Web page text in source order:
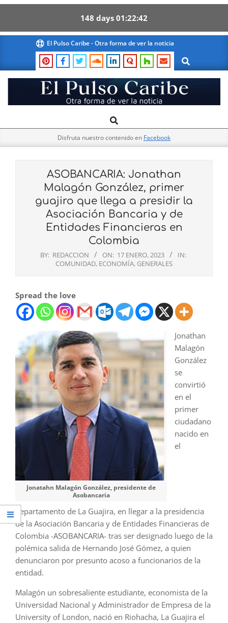
148 days 01 22 41
content
El Pulso Caribe - Otra forma de ver la noticia
Search
El
Pulso
Navigation
Search
Disfruta nuestro contenido en Facebook
ASOBANCARIA: Jonathan
Malagón González, primer
guajiro que llega a presidir la
Asociación Bancaria y de
Entidades Financieras en
Colombia
BY: REDACCION ON: 17 ENERO, 2023
IN:
COMUNIDAD, ECONOMÍA, GENERALES
Spread the love
Jonatahn Malagón González, presidente de
Asobancaria
Jonathan
Malagón
González
se
convirtió
en el
primer
ciudadano
nacido en
el
departamento de La Guajira, en llegar a la presidencia
de la Asociación Bancaria y de Entidades Financieras de
Colombia -ASOBANCARIA- tras ser designado luego de la
polémica salida de Hernando José Gómez, a quien
denunciaron por presunto acoso a funcionarios de la
entidad.
Malagón un sobresaliente estudiante, economista de la
Universidad Nacional y Administrador de Empresa de la
University of London, nació en Riohacha, La Guajira el